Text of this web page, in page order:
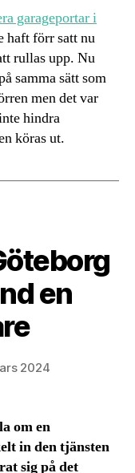
garageportar i
haft förr satt nu
rullas upp. Nu
samma sätt som
men det var
hindra
köras ut.
en
2024
om en
in den tjänsten
sig på det